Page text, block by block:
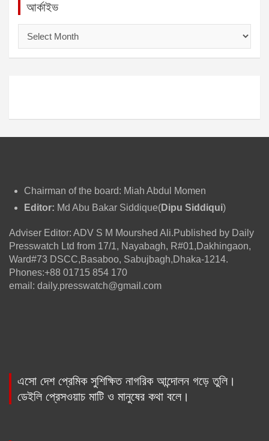
আর্কাইভ
ই
Chairman of the board: Miah Abdul Momen
Editor: Md Abu Bakar Siddique(Dipu Siddiqui)
Adviser Editor: ADV S M Mourshed Ali.Published by Daily
Presswatch Ltd from 17/1, Nayabagh, R#01,Dakhingaon,
Ward#73 DSCC,Basaboo, Sabujbagh,Dhaka-1214.
Phones:+88 01715 854 170
email: daily.presswatch@gmail.com
এসো দেশ প্রেমিক সুশিক্ষিত নাগরিক আন্দোলন গড়ে তুলি।
ডেইলি প্রেসওয়াচ মাটি ও মানুষের কথা বলে।